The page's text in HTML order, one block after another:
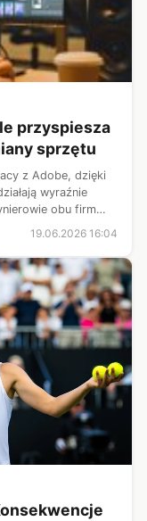
przyspiesza
sprzętu
z Adobe, dzięki
wyraźnie
obu firm
jej
19.06.2026 16:04